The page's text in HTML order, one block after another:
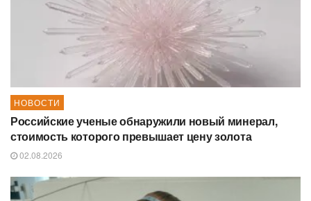
НОВОСТИ
Российские ученые обнаружили новый минерал,
стоимость которого превышает цену золота
02.08.2026